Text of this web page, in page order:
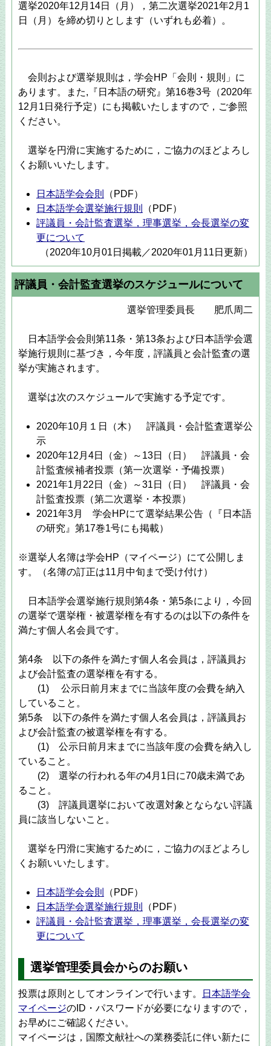
選挙2020年12月14日（月），第二次選挙2021年2月1
日（月）を締め切りとします（いずれも必着）。
会則および選挙規則は，学会HP「会則・規則」に
あります。また,『日本語の研究』第16巻3号（2020年
12月1日発行予定）にも掲載いたしますので，ご参照
ください。
選挙を円滑に実施するために，ご協力のほどよろし
くお願いいたします。
日本語学会会則
（PDF）
日本語学会選挙施行規則
（PDF）
評議員・会計監査選挙，理事選挙，会長選挙の変
更について
（2020年10月01日掲載／2020年01月11日更新）
評議員・会計監査選挙のスケジュールについて
選挙管理委員長 肥爪周二
日本語学会会則第11条・第13条および日本語学会選
挙施行規則に基づき，今年度，評議員と会計監査の選
挙が実施されます。
選挙は次のスケジュールで実施する予定です。
2020年10月１日（木） 評議員・会計監査選挙公
示
2020年12月4日（金）～13日（日） 評議員・会
計監査候補者投票（第一次選挙・予備投票）
2021年1月22日（金）～31日（日） 評議員・会
計監査投票（第二次選挙・本投票）
2021年3月 学会HPにて選挙結果公告（『日本語
の研究』第17巻1号にも掲載）
※選挙人名簿は学会HP（マイページ）にて公開しま
す。（名簿の訂正は11月中旬まで受け付け）
日本語学会選挙施行規則第4条・第5条により，今回
の選挙で選挙権・被選挙権を有するのは以下の条件を
満たす個人名会員です。
第4条 以下の条件を満たす個人名会員は，評議員お
よび会計監査の選挙権を有する。
(1) 公示日前月末までに当該年度の会費を納入
していること。
第5条 以下の条件を満たす個人名会員は，評議員お
よび会計監査の被選挙権を有する。
(1) 公示日前月末までに当該年度の会費を納入し
ていること。
(2) 選挙の行われる年の4月1日に70歳未満であ
ること。
(3) 評議員選挙において改選対象とならない評議
員に該当しないこと。
選挙を円滑に実施するために，ご協力のほどよろし
くお願いいたします。
日本語学会会則
（PDF）
日本語学会選挙施行規則
（PDF）
評議員・会計監査選挙，理事選挙，会長選挙の変
更について
選挙管理委員会からのお願い
投票は原則としてオンラインで行います。
日本語学会
マイページのID・パスワードが必要になりますので，
お早めにご確認ください。
マイページは，国際文献社への業務委託に伴い新たに